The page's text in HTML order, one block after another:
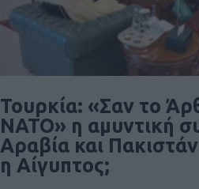
Τουρκία: «Σαν το
ΝΑΤΟ» η αμυντική
Αραβία και
η Αίγυπτος;